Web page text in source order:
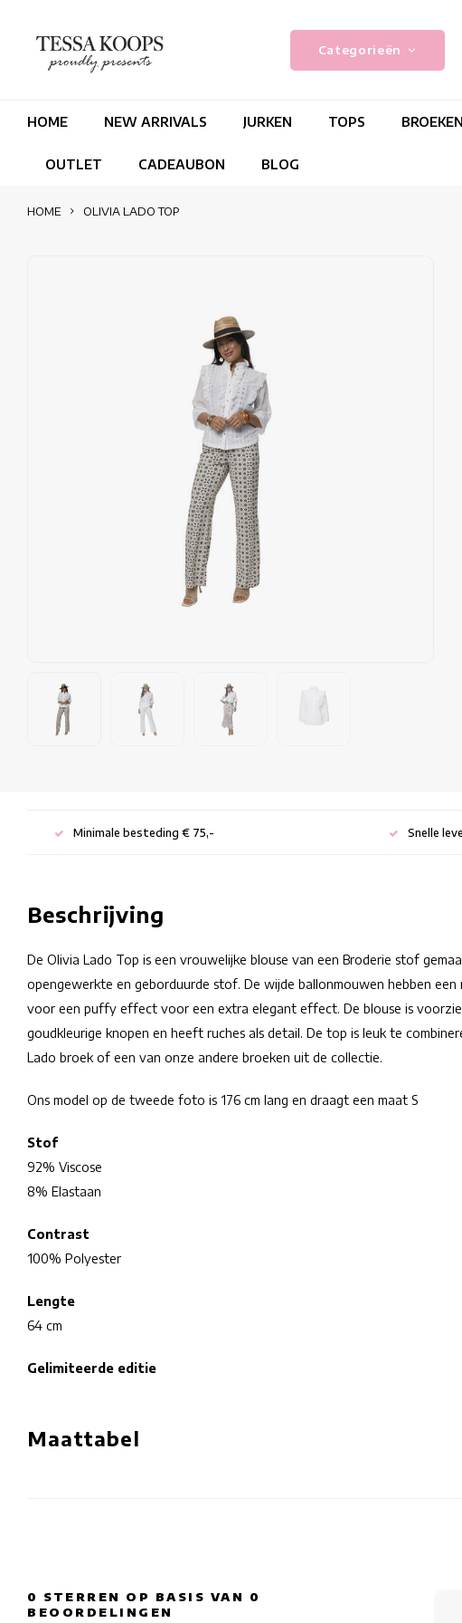
Categorieën
HOME NEW ARRIVALS JURKEN TOPS BROEKEN
OUTLET CADEAUBON BLOG
HOME OLIVIA LADO TOP
Minimale besteding € 75,- Snelle
Beschrijving
De Olivia Lado Top is een vrouwelijke blouse van een Broderie stof
opengewerkte en geborduurde stof. De wijde ballonmouwen hebben een
voor een puffy effect voor een extra elegant effect. De blouse is
goudkleurige knopen en heeft ruches als detail. De top is leuk te
Lado broek of een van onze andere broeken uit de collectie.
Ons model op de tweede foto is 176 cm lang en draagt een maat S
Stof
92% Viscose
8% Elastaan
Contrast
100% Polyester
Lengte
64 cm
Gelimiteerde editie
Maattabel
0 STERREN OP BASIS VAN 0
BEOORDELINGEN